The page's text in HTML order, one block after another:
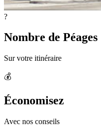
?
Nombre de Péages
Sur votre itinéraire
💰
Économisez
Avec nos conseils